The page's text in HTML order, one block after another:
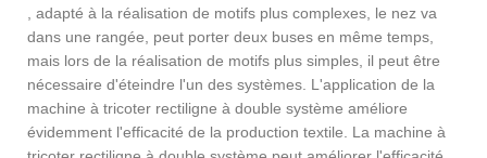
, adapté à la réalisation de motifs plus complexes, le nez va
dans une rangée, peut porter deux buses en même temps,
mais lors de la réalisation de motifs plus simples, il peut être
nécessaire d'éteindre l'un des systèmes. L'application de la
machine à tricoter rectiligne à double système améliore
évidemment l'efficacité de la production textile. La machine à